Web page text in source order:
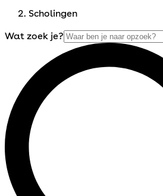
Scholingen
Wat zoek je?